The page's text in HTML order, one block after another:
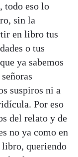
todo eso lo
sin la
en libro tus
o tus
ya sabemos
suspiros ni a
Por eso
del relato y de
no ya como en
queriendo